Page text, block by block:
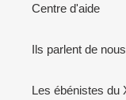
Centre d'aide
Ils parlent de nous
Les ébénistes du